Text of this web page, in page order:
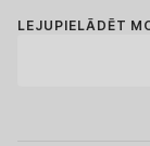
LEJUPIELĀDĒT